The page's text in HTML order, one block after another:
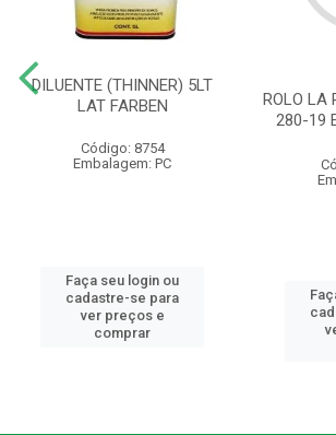
DILUENTE (THINNER) 5LT
LAT FARBEN
Código: 8754
Embalagem: PC
Faça seu login ou
cadastre-se para
ver preços e
comprar
ROLO LA
280-19